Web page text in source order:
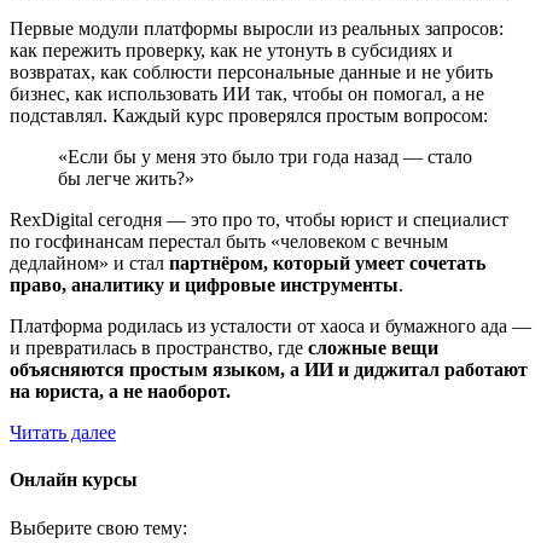
Первые модули платформы выросли из реальных запросов:
как пережить проверку, как не утонуть в субсидиях и
возвратах, как соблюсти персональные данные и не убить
бизнес, как использовать ИИ так, чтобы он помогал, а не
подставлял. Каждый курс проверялся простым вопросом:
«Если бы у меня это было три года назад — стало
бы легче жить?»
RexDigital сегодня — это про то, чтобы юрист и специалист
по госфинансам перестал быть «человеком с вечным
дедлайном» и стал партнёром, который умеет сочетать
право, аналитику и цифровые инструменты.
Платформа родилась из усталости от хаоса и бумажного ада —
и превратилась в пространство, где сложные вещи
объясняются простым языком, а ИИ и диджитал работают
на юриста, а не наоборот.
Читать далее
Онлайн курсы
Выберите свою тему: